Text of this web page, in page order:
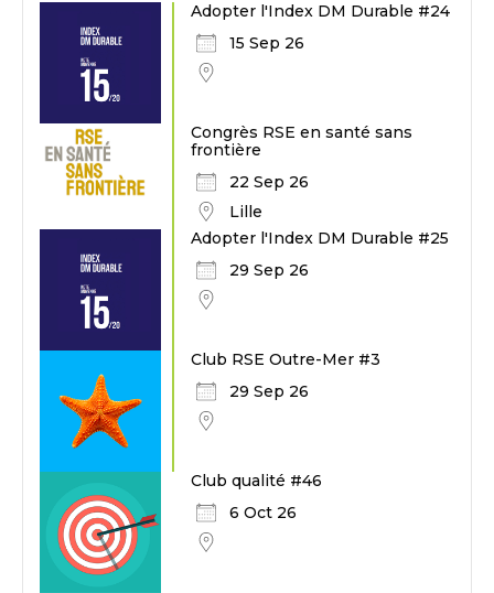
Adopter l'Index DM Durable #24
15 Sep 26
Congrès RSE en santé sans
frontière
22 Sep 26
Lille
Adopter l'Index DM Durable #25
29 Sep 26
Club RSE Outre-Mer #3
29 Sep 26
Club qualité #46
6 Oct 26